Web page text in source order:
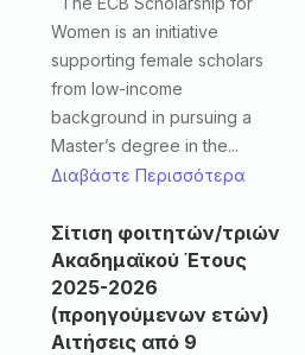
Women is an initiative
supporting female scholars
from low-income
background in pursuing a
Master’s degree in the...
Διαβάστε Περισσότερα
Σίτιση φοιτητών/τριών
Ακαδημαϊκού Έτους
2025-2026
(προηγούμενων ετών)
Αιτήσεις από 9